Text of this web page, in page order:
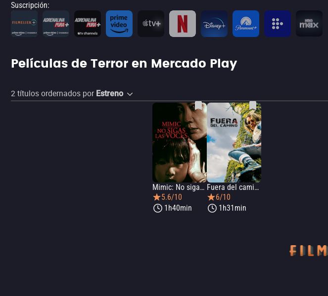
Suscripción:
Películas de Terror en Mercado Play
2títulos ordernados por Estreno
Mimic: No sigas las voces
5.6/10
1h40min
Fuera del camino
6/10
1h31min